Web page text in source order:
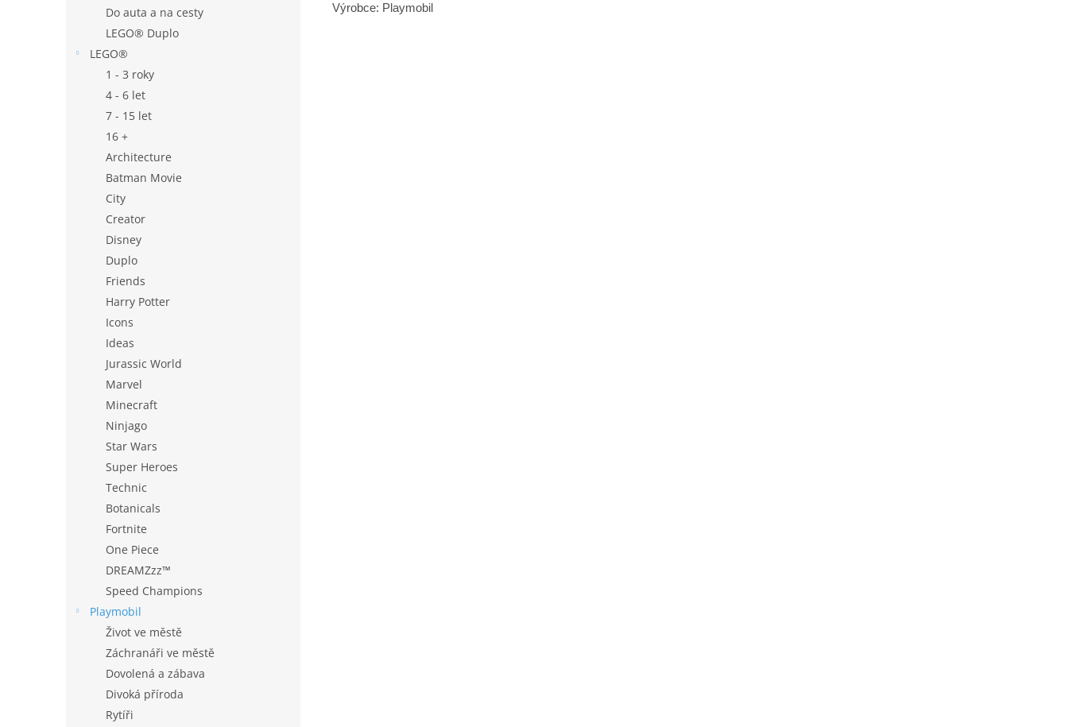
Do auta a na cesty
LEGO® Duplo
LEGO®
1 - 3 roky
4 - 6 let
7 - 15 let
16 +
Architecture
Batman Movie
City
Creator
Disney
Duplo
Friends
Harry Potter
Icons
Ideas
Jurassic World
Marvel
Minecraft
Ninjago
Star Wars
Super Heroes
Technic
Botanicals
Fortnite
One Piece
DREAMZzz™
Speed Champions
Playmobil
Život ve městě
Záchranáři ve městě
Dovolená a zábava
Divoká příroda
Rytíři
Výrobce: Playmobil